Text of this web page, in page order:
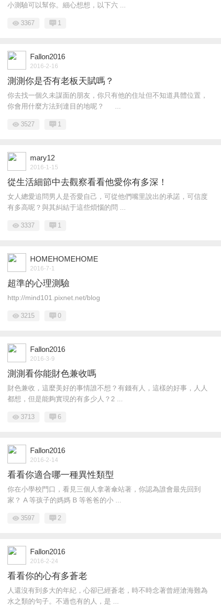
小測驗可以幫你。細心想想，以下六 ...
3367 1
Fallon2016
2016-2-16
測測你是否有老板天賦嗎？
你去找一個久未謀面的朋友，你只有他的住址但不知道具體位置，
你會用什麼方法到達目的地呢？ ...
3527 1
mary12
2016-1-15
從生活細節中去觀察看看他愛你有多深！
女人總愛追問男人是否愛自己，可從他們嘴里說出的承諾，可信度
有多高呢？與其糾結于這些煩惱的問 ...
3337 1
HOMEHOMEHOME
2016-7-1
超準的心理測驗
http://mind101.pixnet.net/blog
3215 0
Fallon2016
2016-3-9
測測看你能財色兼收嗎
財色兼收，這麼美好的事情誰不想？有錢有人，這樣的好事，人人
都想，但是能夠實現的有多少人？2 ...
3713 6
Fallon2016
2016-2-14
看看你適合哪一種異性類型
你在小學校門口，看見三個人拿著傘站著，你認為誰會最先回到
家？ A 等孩子的媽媽 B 等爸爸的小 ...
3597 2
Fallon2016
2016-2-24
看看你的心有多蒼老
人還沒有到多大的年紀，心卻已經蒼老，時不時念著曾經滄海難為
水之類的句子。不過也有的人，是 ...